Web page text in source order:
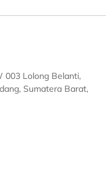
003 Lolong Belanti,
Sumatera Barat,